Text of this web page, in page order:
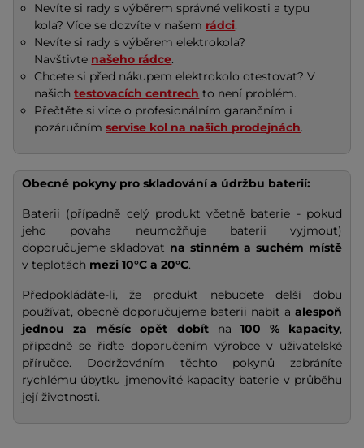
Nevíte si rady s výběrem správné velikosti a typu
kola? Více se dozvíte v našem rádci.
Nevíte si rady s výběrem elektrokola?
Navštivte našeho rádce.
Chcete si před nákupem elektrokolo otestovat? V
našichtestovacích centrech to není problém.
Přečtěte si více o profesionálním garančním i
pozáručnímservise kol na našich prodejnách.
Obecné pokyny pro skladování a údržbu baterií:
Baterii (případně celý produkt včetně baterie - pokud
jeho povaha neumožňuje baterii vyjmout)
doporučujeme skladovat na stinném a suchém místě
v teplotách mezi 10°C a 20°C.
Předpokládáte-li, že produkt nebudete delší dobu
používat, obecně doporučujeme baterii nabít a alespoň
jednou za měsíc opět dobítna 100 % kapacity,
případně se řiďte doporučením výrobce v uživatelské
příručce. Dodržováním těchto pokynů zabráníte
rychlému úbytku jmenovité kapacity baterie v průběhu
její životnosti.